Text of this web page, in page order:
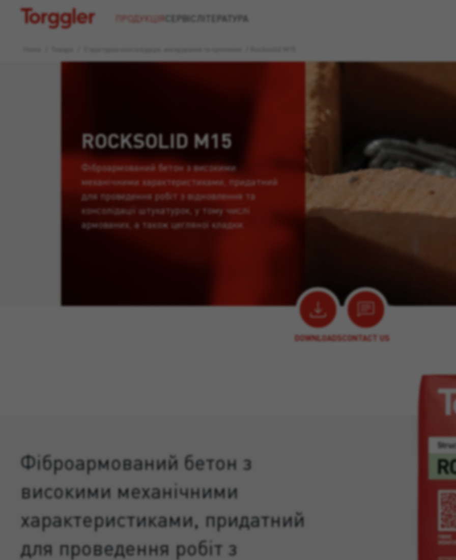
Torggler ПРОДУКЦІЯ СЕРВІС ЛІТЕРАТУРА
ROCKSOLID M15
Фіброармований бетон з високими
механічними характеристиками, придатний
для проведення робіт з відновлення та
консолідації штукатурок, у тому числі
армованих, а також цегляної кладки.
DOWNLOADSCONTACT US
Фіброармований бетон з
високими механічними
характеристиками, придатний
для проведення робіт з